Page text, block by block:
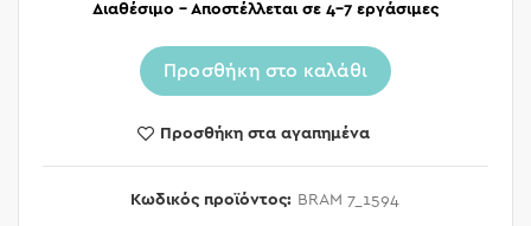
Διαθέσιμο – Αποστέλλεται σε 4-7 εργάσιμες
Προσθήκη στο καλάθι
Προσθήκη στα αγαπημένα
Κωδικός προϊόντος: BRAM 7_1594